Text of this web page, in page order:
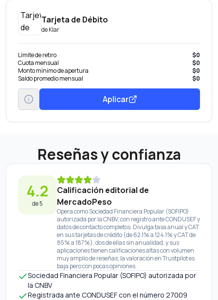
Tarjeta de Débito
deKlar
Límite de retiro
$0
Cuota mensual
$0
Monto mínimo de apertura
$0
Saldo promedio mensual
$0
Aplicar
Reseñas y confianza
4.2
de 5
Calificación editorial de
MercadoPeso
Opera como Sociedad Financiera Popular (SOFIPO)
autorizada por la CNBV, con registro ante CONDUSEF y
datos de contacto completos. Divulga tasa anual y CAT
en sus tarjetas de crédito (de 62.1% a 124.1% y CAT de
85% a 187%), dos de ellas sin anualidad, y sus
aplicaciones tienen calificaciones altas con volumen
muy amplio de reseñas; la valoración en Trustpilot es
baja pero con pocas opiniones.
Sociedad Financiera Popular (SOFIPO) autorizada por
la CNBV
Registrada ante CONDUSEF con el número 27009